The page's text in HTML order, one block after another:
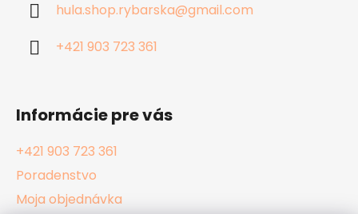
hula.shop.rybarska@gmail.com
+421 903 723 361
Informácie pre vás
+421 903 723 361
Poradenstvo
Moja objednávka